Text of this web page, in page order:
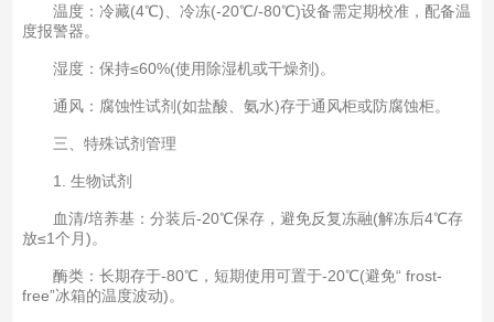
温度：冷藏(4℃)、冷冻(-20℃/-80℃)设备需定期校准，配备温
度报警器。
湿度：保持≤60%(使用除湿机或干燥剂)。
通风：腐蚀性试剂(如盐酸、氨水)存于通风柜或防腐蚀柜。
三、特殊试剂管理
1. 生物试剂
血清/培养基：分装后-20℃保存，避免反复冻融(解冻后4℃存
放≤1个月)。
酶类：长期存于-80℃，短期使用可置于-20℃(避免“ frost-
free”冰箱的温度波动)。